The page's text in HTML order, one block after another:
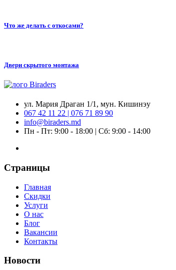
Что же делать с откосами?
Двери скрытого монтажа
ул. Мария Драган 1/1, мун. Кишинэу
067 42 11 22 | 076 71 89 90
info@biraders.md
Пн - Пт: 9:00 - 18:00 | Сб: 9:00 - 14:00
Страницы
Главная
Скидки
Услуги
О нас
Блог
Вакансии
Контакты
Новости